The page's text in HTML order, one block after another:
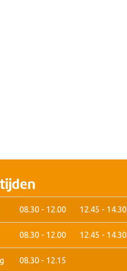
08.30 - 12.00 12.45 - 14.30
08.30 - 12.00 12.45 - 14.30
08.30 - 12.15